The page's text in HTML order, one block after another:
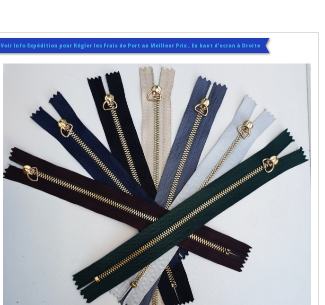
Voir Info Expédition pour Régler les Frais de Port au Meilleur Prix , En haut d'ecran à Droite